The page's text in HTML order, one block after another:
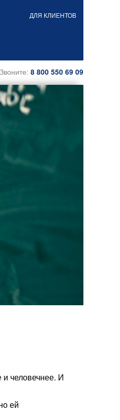
ДЛЯ КЛИЕНТОВ
8 800 550 69 09
человечнее. И
ей